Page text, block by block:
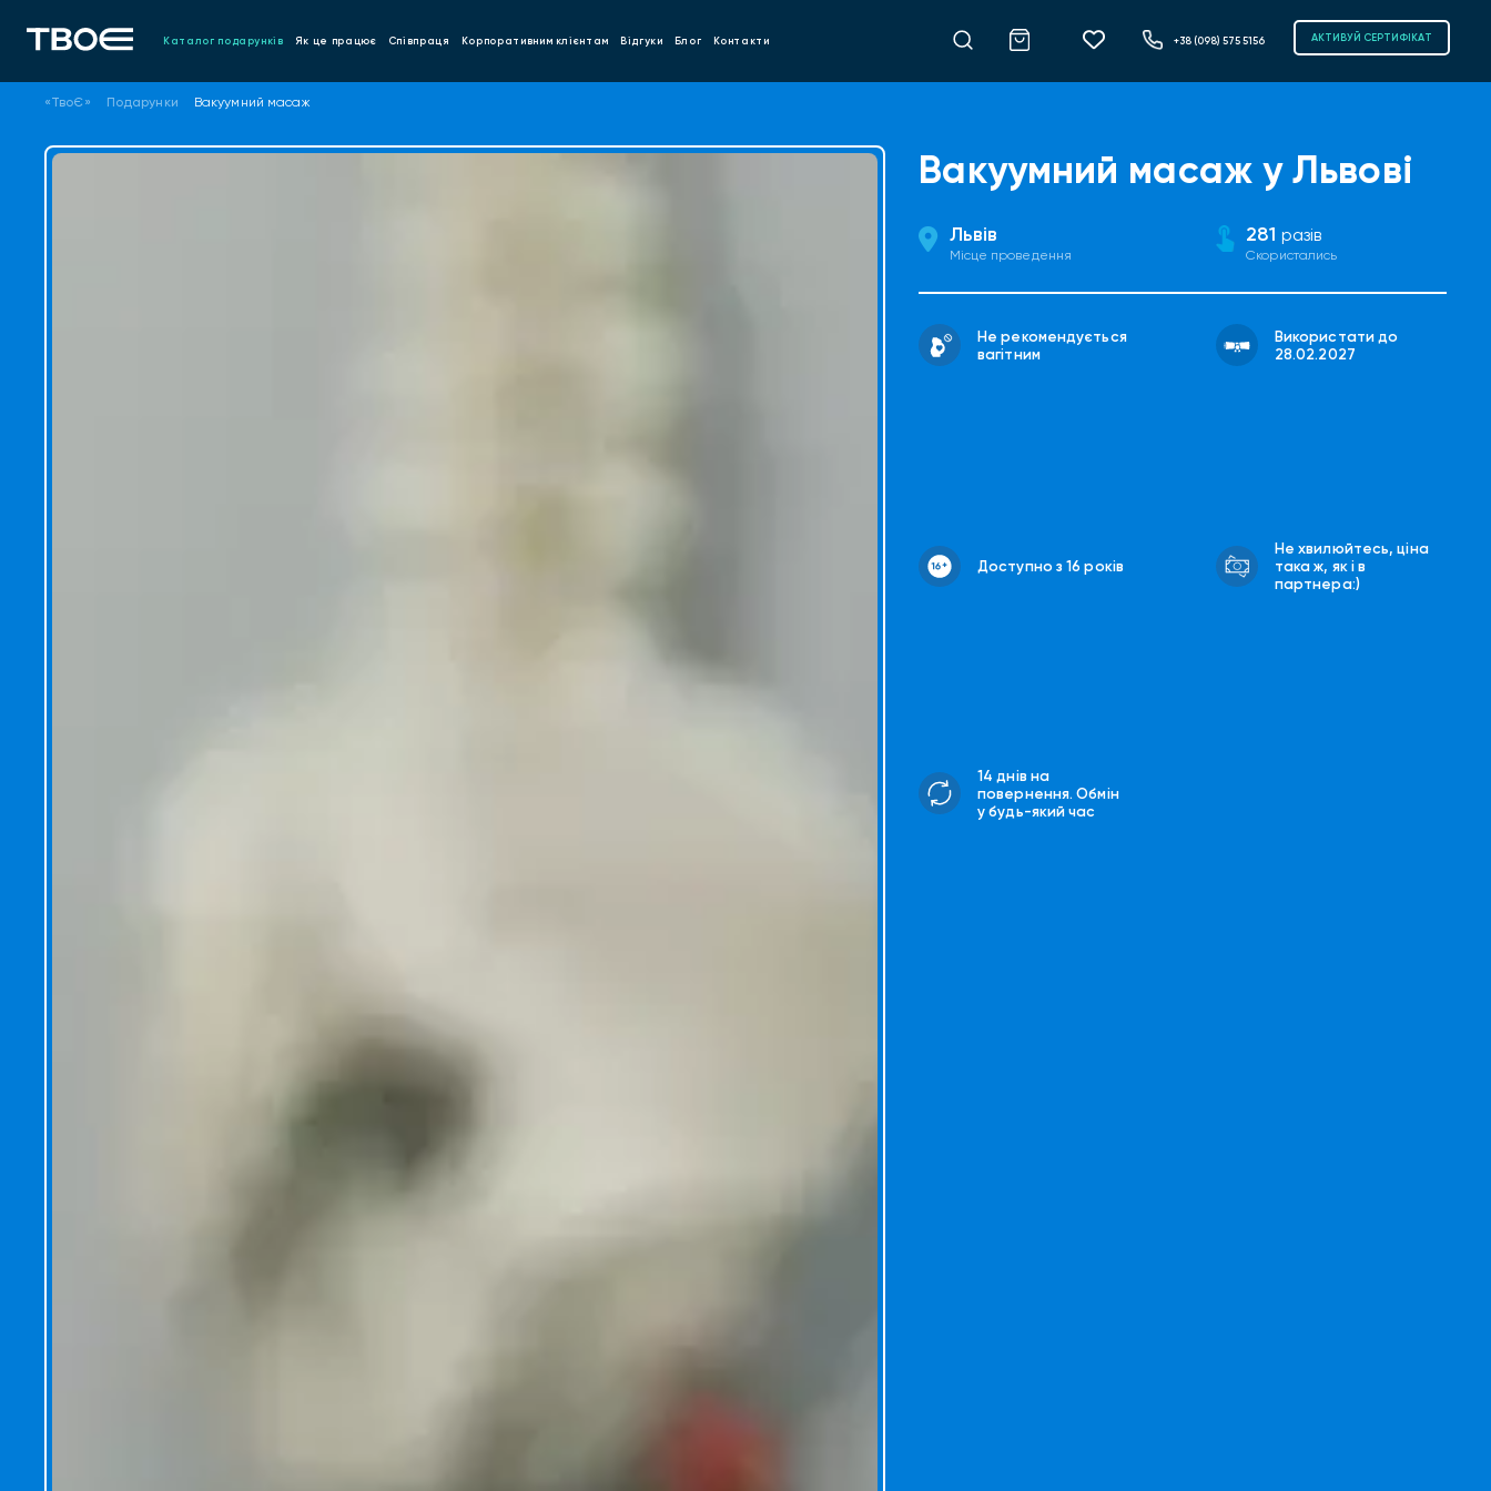
Каталог подарунків Як це працює Співпраця Корпоративним клієнтам Відгуки Блог Контакти +38 (098) 575 5156 АКТИВУЙ СЕРТИФІКАТ
«ТвоЄ» Подарунки Вакуумний масаж
Вакуумний масаж у Львові
Львів
Місце проведення
281 разів
Скористались
Не рекомендується
вагітним
Використати до
28.02.2027
Доступно з 16 років
Не хвилюйтесь, ціна
така ж, як і в
партнера:)
14 днів на
повернення. Обмін
у будь-який час